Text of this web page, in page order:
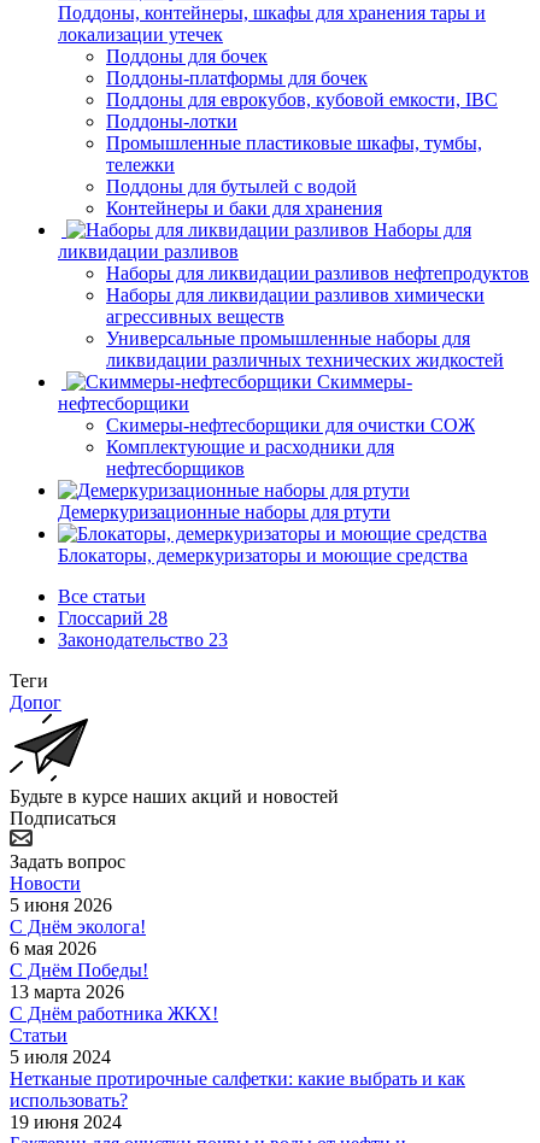
Поддоны, контейнеры, шкафы для хранения тары и
локализации утечек
Поддоны для бочек
Поддоны-платформы для бочек
Поддоны для еврокубов, кубовой емкости, IBC
Поддоны-лотки
Промышленные пластиковые шкафы, тумбы,
тележки
Поддоны для бутылей с водой
Контейнеры и баки для хранения
Наборы для
ликвидации разливов
Наборы для ликвидации разливов нефтепродуктов
Наборы для ликвидации разливов химически
агрессивных веществ
Универсальные промышленные наборы для
ликвидации различных технических жидкостей
Скиммеры-
нефтесборщики
Скимеры-нефтесборщики для очистки СОЖ
Комплектующие и расходники для
нефтесборщиков
Демеркуризационные наборы для ртути
Блокаторы, демеркуризаторы и моющие средства
Все статьи
Глоссарий 28
Законодательство 23
Теги
Допог
Будьте в курсе наших акций и новостей
Подписаться
Задать вопрос
Новости
5 июня 2026
С Днём эколога!
6 мая 2026
С Днём Победы!
13 марта 2026
С Днём работника ЖКХ!
Статьи
5 июля 2024
Нетканые протирочные салфетки: какие выбрать и как
использовать?
19 июня 2024